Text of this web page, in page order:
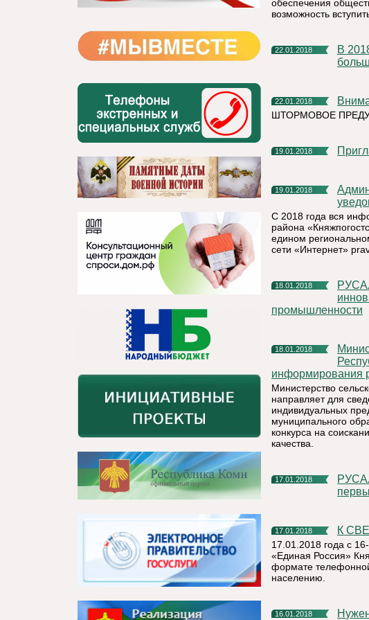
обеспечения
возможность
22.01.2018
В 2018 году на отлов безнадзорных собак потратят в 3 раза
22.01.2018
ШТОРМОВОЕ
19.01.2018
19.01.2018
Администрация муниципального района «Княжпогостский»
С 2018 года вся
района
едином
сети «Интернет»
18.01.2018
РУСАЛ инвестирует 250 млн рублей в производство
промышленности
18.01.2018
Министерство сельского хозяйства и потребительского рынка
информирования
Министерство
направляет для
индивидуальных
муниципального
конкурса на
качества.
17.01.2018
РУСАЛ инвестировал более 30 млн долларов в запуск
17.01.2018 К
17.01.2018 года с
«Единая Россия»
формате
населению.
16.01.2018